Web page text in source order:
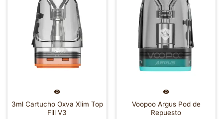
3ml Cartucho Oxva Xlim Top
Fill V3
Voopoo Argus Pod de
Repuesto